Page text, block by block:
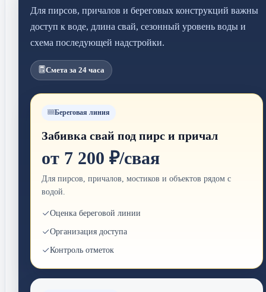
Для пирсов, причалов и береговых конструкций важны
доступ к воде, длина свай, сезонный уровень воды и
схема последующей надстройки.
Смета за 24 часа
Береговая линия
Забивка свай под пирс и причал
от 7 200 ₽/свая
Для пирсов, причалов, мостиков и объектов рядом с
водой.
Оценка береговой линии
Организация доступа
Контроль отметок